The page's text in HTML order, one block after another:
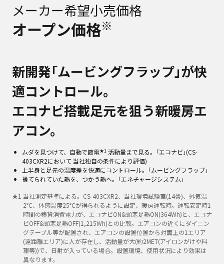
メーカー希望小売価格
オープン価格※
新開発｢ムービングフラップ｣が快
適コントロール。
エコナビ搭載足元を狙う新暖房エ
アコン。
ムダを見つけて、自動で節電★1 活動量まで見る。｢エコナビ｣(CS-
403CXR2において 当社独自の条件により評価)
上半身と足元の温度差を快適にコントロール。｢ムービングフラップ｣
捨てられていた熱を、つかう熱へ。｢エネチャージシステム｣
★1 当社測定基準による。CS-403CXR2、当社環境試験室(14畳)、外気温
2℃、体感温度25℃が得られるように設定、暖房運転時。運転安定時1
時間の積算消費電力が、エコナビON&頭寒足熱ON(364Wh)と、エコナ
ビOFF&頭寒足熱OFF(1,215Wh)との比較。エアコンの近くにダイニン
グテーブル等が配置され、エアコンの設置位置から対面上の1エリア
(遠距離エリア)に人が存在し、活動量が大(約2MET(アイロンがけや料
理等))で、日射が入っている場合。設置環境、使用状況により効果は
異なります。